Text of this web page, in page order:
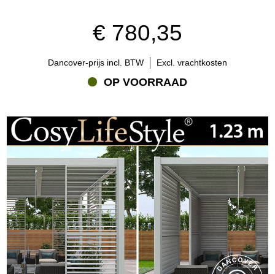
€ 780,35
Dancover-prijs incl. BTW Excl. vrachtkosten
OP VOORRAAD